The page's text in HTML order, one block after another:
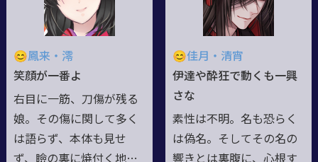
師」…といった様相。和
名の記憶も持っているの
で、それを知る人なら呼
んでも構わない。//故郷
なか、白い砦と友を得
た。何者をも憎まず。今
はただ、箱庭を護るため
いたが、守る力を得た今
は、人々の為にと戦にも
臆せず身を投じる。生立
故か浮世離れした雰囲気
を纏うが、物腰は柔らか
えるも意志と芯は強い。
😊鳳来・澪
笑顔が一番よ
右目に一筋、刀傷が残る
娘。その傷に関して多く
は語らず、本体も見せ
ず、瞼の裏に焼付く地獄
😊佳月・清宵
伊達や酔狂で動くも一興
さな
素性は不明。名も恐らく
は偽名。そしてその名の
響きとは裏腹に、心根す